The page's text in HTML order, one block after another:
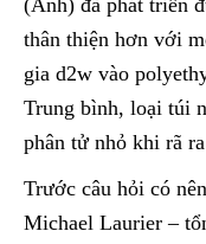
(Anh) đã phát triển
thân thiện hơn với
gia d2w vào
Trung bình, loại túi
phân tử nhỏ khi rã
Trước câu hỏi có
Michael Laurier –